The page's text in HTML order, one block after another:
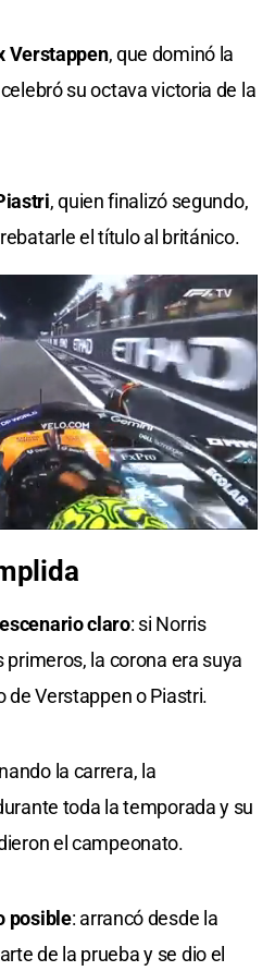
Verstappen, que dominó la
su octava victoria de la
, quien finalizó segundo,
el título al británico.
claro: si Norris
la corona era suya
de Verstappen o Piastri.
la carrera, la
toda la temporada y su
el campeonato.
posible: arrancó desde la
de la prueba y se dio el